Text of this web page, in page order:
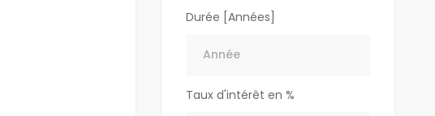
Durée [Années]
Taux d'intérêt en %